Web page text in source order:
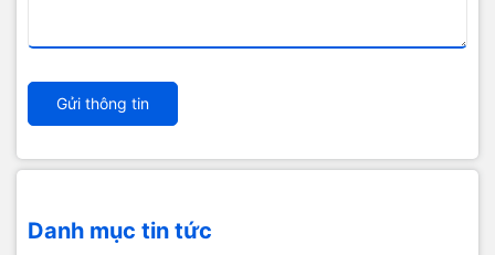
Gửi thông tin
Danh mục tin tức